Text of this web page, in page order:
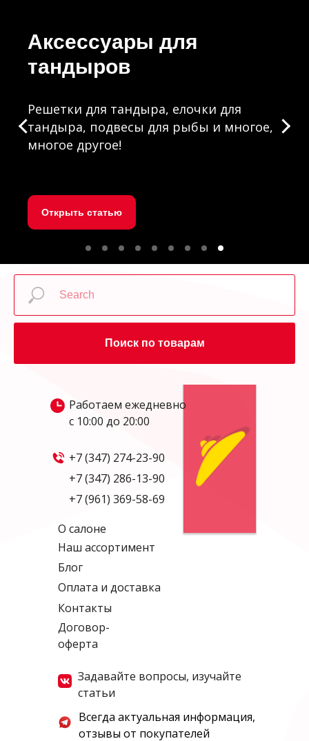
Аксессуары для
тандыров
Решетки для тандыра, елочки для
тандыра, подвесы для рыбы и многое,
многое другое!
Открыть статью
Поиск по товарам
+7 (347) 274-23-90
+7 (347) 286-13-90
+7 (961) 369-58-69
Работаем ежедневно
с 10:00 до 20:00
Задавайте вопросы, изучайте
статьи
Всегда актуальная информация,
отзывы от покупателей
Наш ассортимент
О салоне
Блог
Оплата и доставка
Контакты
Договор-
оферта